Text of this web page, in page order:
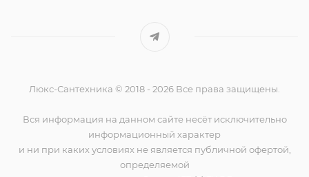
Люкс-Сантехника © 2018 - 2026 Все права защищены.
Вся информация на данном сайте несёт исключительно
информационный характер
и ни при каких условиях не является публичной офертой,
определяемой